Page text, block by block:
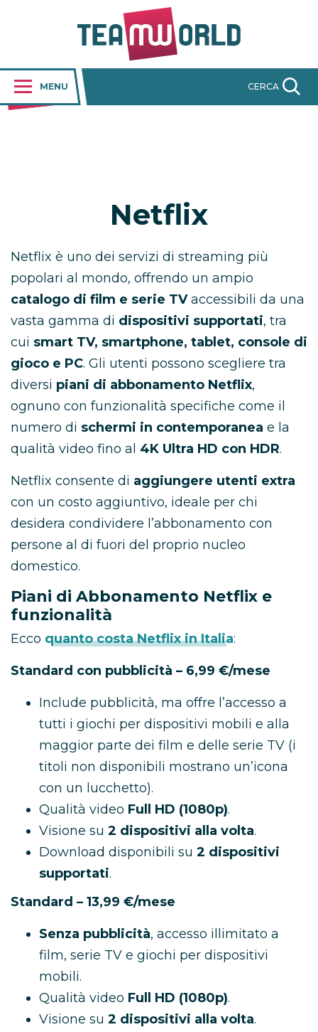
MENU CERCA
Netflix
Netflix è uno dei servizi di streaming più
popolari al mondo, offrendo un ampio
catalogo di film e serie TVaccessibili da una
vasta gamma di dispositivi supportati, tra
cui smart TV, smartphone, tablet, console di
gioco e PC. Gli utenti possono scegliere tra
diversi piani di abbonamento Netflix,
ognuno con funzionalità specifiche come il
numero di schermi in contemporanea e la
qualità video fino al 4K Ultra HD con HDR.
Netflix consente di aggiungere utenti extra
con un costo aggiuntivo, ideale per chi
desidera condividere l’abbonamento con
persone al di fuori del proprio nucleo
domestico.
Piani di Abbonamento Netflix e
funzionalità
Ecco quanto costa Netflix in Italia:
Standard con pubblicità – 6,99 €/mese
Include pubblicità, ma offre l’accesso a
tutti i giochi per dispositivi mobili e alla
maggior parte dei film e delle serie TV (i
titoli non disponibili mostrano un’icona
con un lucchetto).
Qualità video Full HD (1080p).
Visione su 2 dispositivi alla volta.
Download disponibili su 2 dispositivi
supportati.
Standard – 13,99 €/mese
Senza pubblicità, accesso illimitato a
film, serie TV e giochi per dispositivi
mobili.
Qualità video Full HD (1080p).
Visione su 2 dispositivi alla volta.